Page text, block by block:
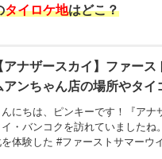
タイロケ地はどこ？
アナザースカイ】ファー
アンちゃん店の場所やタイ
んにちは、ピンキーです！『アナ
イ・バンコクを訪れていました
体験した #ファーストサマーウ